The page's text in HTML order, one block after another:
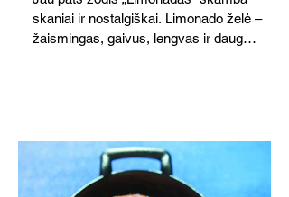
skaniai ir nostalgiškai. Limonado želė –
žaismingas, gaivus, lengvas ir daug
švelnumo.